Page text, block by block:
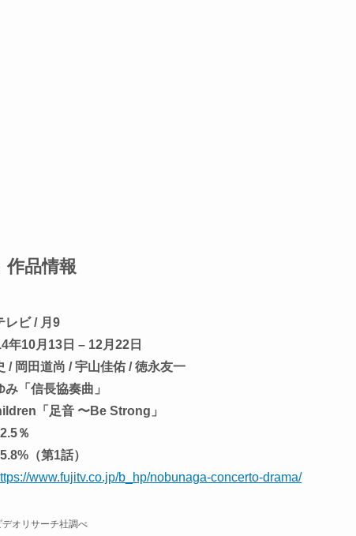
作品情報
レビ / 月9
年10月13日 – 12月22日
/ 岡田道尚 / 宇山佳佑 / 徳永友一
「信長協奏曲」
「足音 〜Be Strong」
％
（第1話）
www.fujitv.co.jp/b_hp/nobunaga-concerto-drama/
オリサーチ社調べ